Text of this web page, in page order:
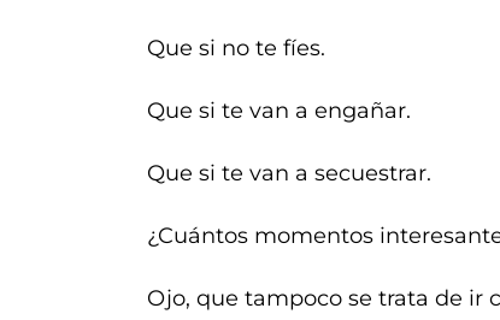
Que si no te fíes.
Que si te van a engañar.
Que si te van a secuestrar.
¿Cuántos momentos
Ojo, que tampoco se trata de ir